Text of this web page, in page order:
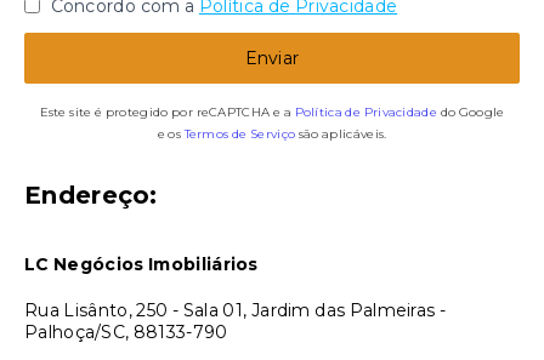
Concordo com a Política de Privacidade
Enviar
Este site é protegido por reCAPTCHA e a Política de Privacidade do Google
e osTermos de Serviço são aplicáveis.
Endereço:
LC Negócios Imobiliários
Rua Lisânto, 250 - Sala 01, Jardim das Palmeiras -
Palhoça/SC, 88133-790